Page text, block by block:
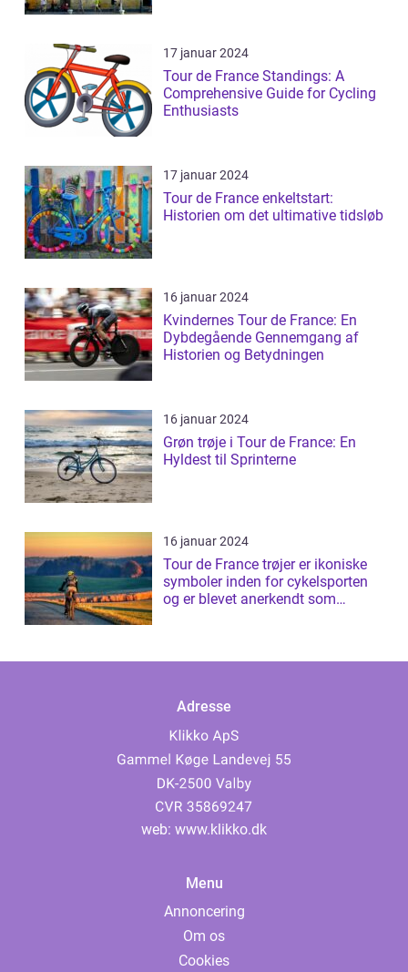
17 januar 2024
Tour de France Standings: A
Comprehensive Guide for Cycling
Enthusiasts
17 januar 2024
Tour de France enkeltstart:
Historien om det ultimative tidsløb
16 januar 2024
Kvindernes Tour de France: En
Dybdegående Gennemgang af
Historien og Betydningen
16 januar 2024
Grøn trøje i Tour de France: En
Hyldest til Sprinterne
16 januar 2024
Tour de France trøjer er ikoniske
symboler inden for cykelsporten
og er blevet anerkendt som
Adresse
web: www.klikko.dk
Menu
Annoncering
Om os
Cookies